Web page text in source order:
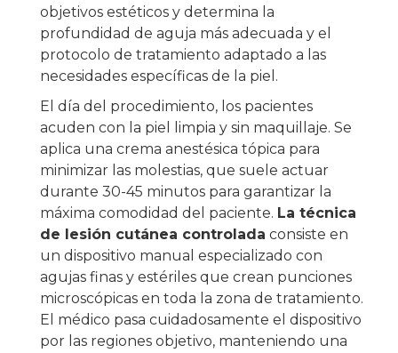
objetivos estéticos y determina la
profundidad de aguja más adecuada y el
protocolo de tratamiento adaptado a las
necesidades específicas de la piel.
El día del procedimiento, los pacientes
acuden con la piel limpia y sin maquillaje. Se
aplica una crema anestésica tópica para
minimizar las molestias, que suele actuar
durante 30-45 minutos para garantizar la
máxima comodidad del paciente. La técnica
de lesión cutánea controlada consiste en
un dispositivo manual especializado con
agujas finas y estériles que crean punciones
microscópicas en toda la zona de tratamiento.
El médico pasa cuidadosamente el dispositivo
por las regiones objetivo, manteniendo una